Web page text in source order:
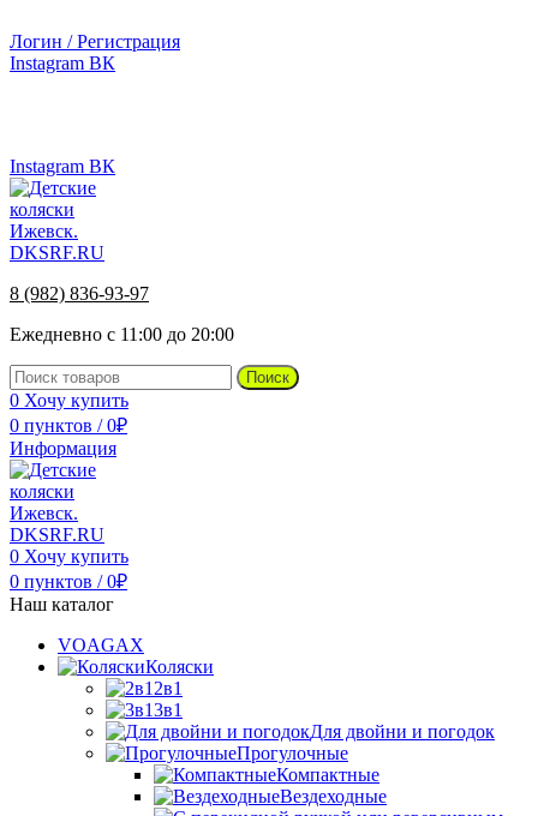
Логин / Регистрация
Instagram ВК
Instagram ВК
8 (982) 836-93-97
Ежедневно с 11:00 до 20:00
Поиск
0 Хочу купить
0 пунктов / 0₽
Информация
0 Хочу купить
0 пунктов / 0₽
Наш каталог
VOAGAX
Коляски
2в1
3в1
Для двойни и погодок
Прогулочные
Компактные
Вездеходные